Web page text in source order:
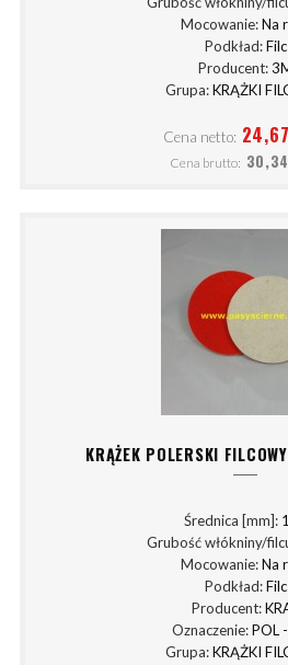
Mocowanie:Na
Podkład:Filc
Producent:
Grupa:KRĄŻKI
Cena netto:
Cena brutto:
KRĄŻEK POLERSKI
Średnica [mm]:
Grubość włókniny/
Mocowanie:Na
Podkład:Filc
Producent:
Oznaczenie:POL
Grupa:KRĄŻKI